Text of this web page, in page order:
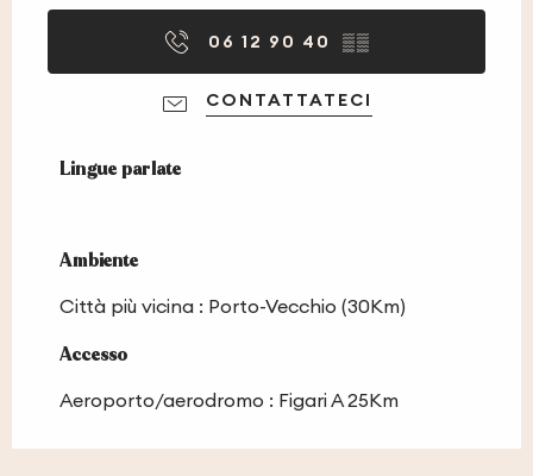
06 12 90 40 ▒▒
CONTATTATECI
Lingue parlate
Lingue parlate
Ambiente
Ambiente
Città più vicina : Porto-Vecchio (30Km)
Accesso
Accesso
Aeroporto/aerodromo : Figari A 25Km